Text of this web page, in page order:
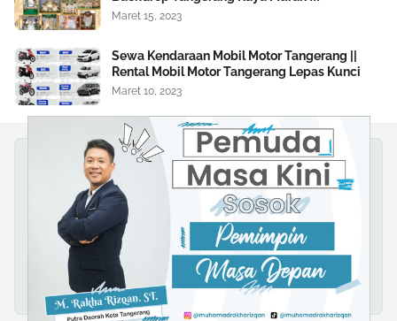
Maret 15, 2023
Sewa Kendaraan Mobil Motor Tangerang ||
Rental Mobil Motor Tangerang Lepas Kunci
Maret 10, 2023